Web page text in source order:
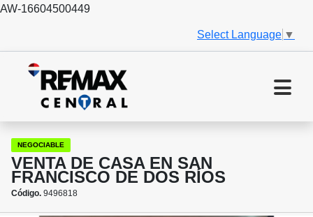
AW-16604500449
Select Language ▼
NEGOCIABLE
VENTA DE CASA EN SAN
FRANCISCO DE DOS RÍOS
Código. 9496818